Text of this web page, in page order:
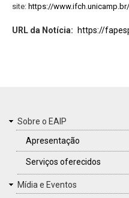
site: https://
URL da Notícia https://
MENU
DO
RODAPÉ
Sobre o EAIP
Apresentação
Serviços oferecidos
Mídia e Eventos